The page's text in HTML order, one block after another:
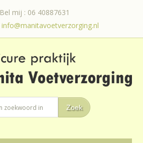
Bel mij : 06 40887631
info@manitavoetverzorging.nl